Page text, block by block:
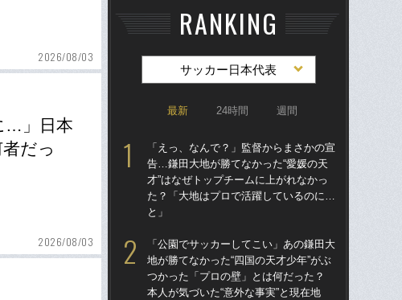
2026/08/03
…」日本
だっ
2026/08/03
RANKING
サッカー日本代表
最新 24時間 週間
「えっ、なんで？」監督からまさかの宣
告…鎌田大地が勝てなかった“愛媛の天
才”はなぜトップチームに上がれなかっ
た？「大地はプロで活躍しているのに…
と」
「公園でサッカーしてこい」あの鎌田大
地が勝てなかった“四国の天才少年”がぶ
つかった「プロの壁」とは何だった？
本人が気づいた“意外な事実”と現在地